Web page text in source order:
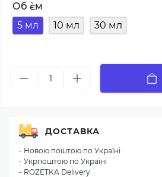
Об `єм
5 мл
10 мл 30 мл
ДОСТАВКА
- Новою поштою по Україні
- Укрпоштою по Україні
- ROZETKA Delivery